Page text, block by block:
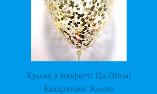
Кулька з конфетті 12д (30см)
Квадратики Золото